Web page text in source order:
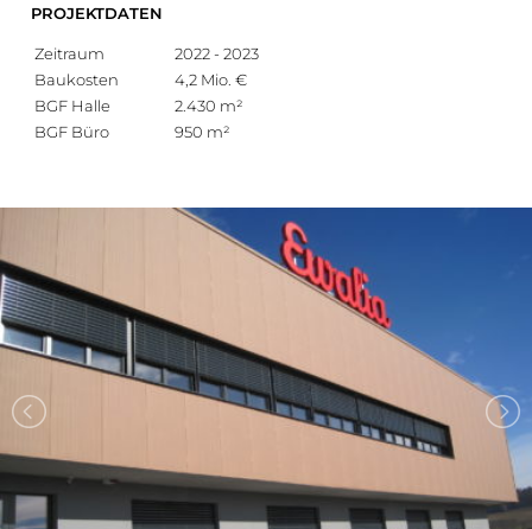
PROJEKTDATEN
Zeitraum
2022 - 2023
Baukosten
4,2 Mio. €
BGF Halle
2.430 m²
BGF Büro
950 m²